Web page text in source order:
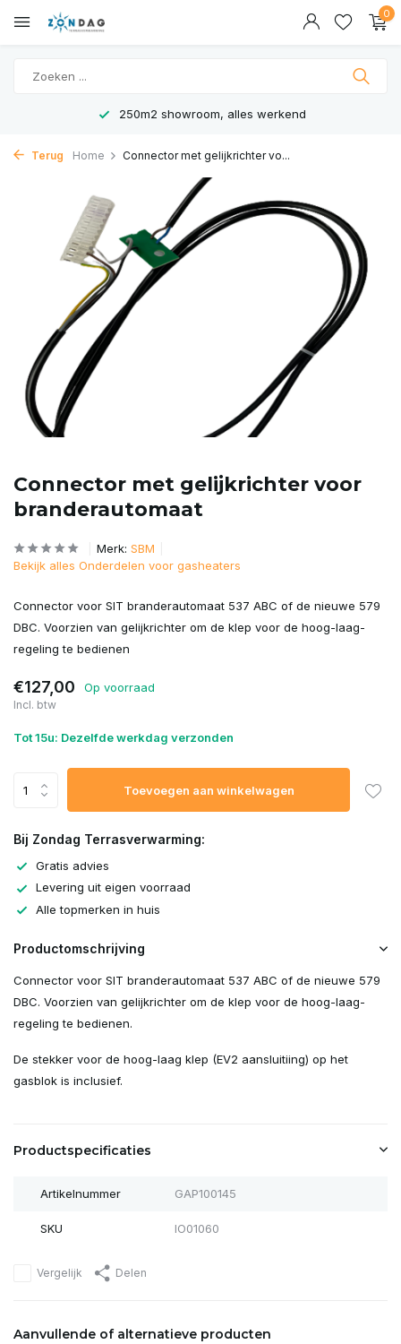
0
250m2 showroom, alles werkend
Terug Home Connector met gelijkrichter vo...
Connector met gelijkrichter voor
branderautomaat
Merk: SBM
Bekijk alles Onderdelen voor gasheaters
Connector voor SIT branderautomaat 537 ABC of de nieuwe 579
DBC. Voorzien van gelijkrichter om de klep voor de hoog-laag-
regeling te bedienen
€127,00 Op voorraad
Incl. btw
Tot 15u: Dezelfde werkdag verzonden
Toevoegen aan winkelwagen
Bij Zondag Terrasverwarming:
Gratis advies
Levering uit eigen voorraad
Alle topmerken in huis
Productomschrijving
Connector voor SIT branderautomaat 537 ABC of de nieuwe 579
DBC. Voorzien van gelijkrichter om de klep voor de hoog-laag-
regeling te bedienen.
De stekker voor de hoog-laag klep (EV2 aansluitiing) op het
gasblok is inclusief.
Productspecificaties
Artikelnummer GAP100145
SKU IO01060
Vergelijk Delen
Aanvullende of alternatieve producten